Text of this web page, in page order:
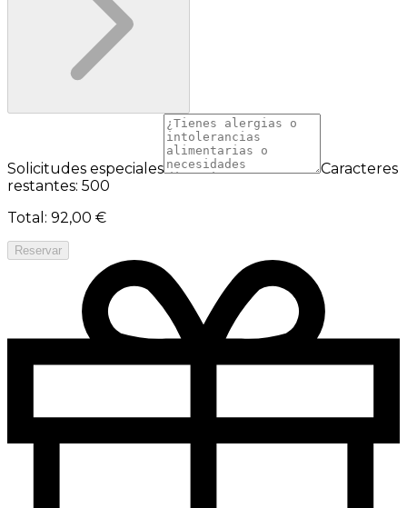
Solicitudes especiales
Caracteres
restantes: 500
Total : 92,00 €
Reservar